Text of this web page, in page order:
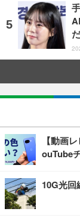
【動画
ouTube
10G光回